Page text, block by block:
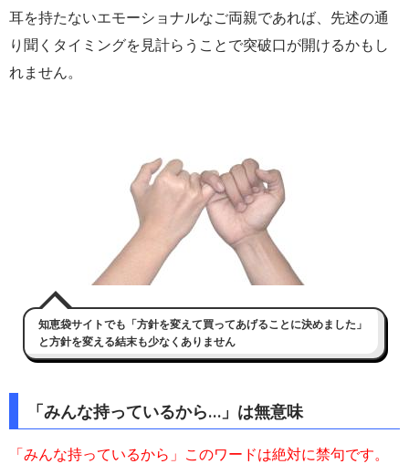
耳を持たないエモーショナルなご両親であれば、先述の通
り聞くタイミングを見計らうことで突破口が開けるかもし
れません。
知恵袋サイトでも「方針を変えて買ってあげることに決めました」
と方針を変える結末も少なくありません
「みんな持っているから…」は無意味
「みんな持っているから」このワードは絶対に禁句です。